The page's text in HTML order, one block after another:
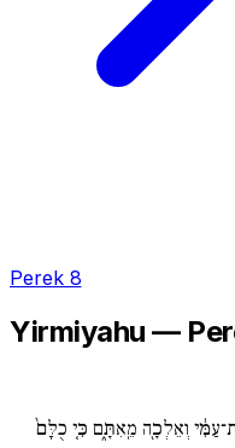
Perek 8
Yirmiyahu —
וְאֵלְכָ֖ה מֵֽאִתָּ֑ם כִּ֚י כֻלָּם֙